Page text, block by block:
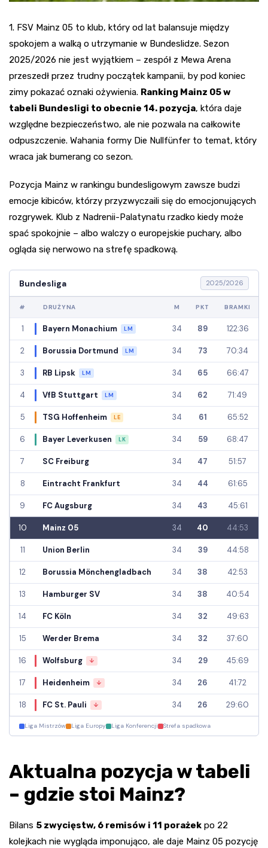
1. FSV Mainz 05 to klub, który od lat balansuje między
spokojem a walką o utrzymanie w Bundeslidze. Sezon
2025/2026 nie jest wyjątkiem – zespół z Mewa Arena
przeszedł przez trudny początek kampanii, by pod koniec
zimy pokazać oznaki ożywienia. Ranking Mainz 05 w
tabeli Bundesligi to obecnie 14. pozycja, która daje
względne bezpieczeństwo, ale nie pozwala na całkowite
odpuszczenie. Wahania formy Die Nullfünfer to temat, który
wraca jak bumerang co sezon.
Pozycja Mainz w rankingu bundesligowym zawsze budzi
emocje kibiców, którzy przyzwyczaili się do emocjonujących
rozgrywek. Klub z Nadrenii-Palatynatu rzadko kiedy może
spać spokojnie – albo walczy o europejskie puchary, albo
ogląda się nerwowo na strefę spadkową.
Bundesliga 2025/2026
# DRUŻYNA M PKT BRAMKI
1 Bayern Monachium LM 34 89 122:36
2 Borussia Dortmund LM 34 73 70:34
3 RB Lipsk LM 34 65 66:47
4 VfB Stuttgart LM 34 62 71:49
5 TSG Hoffenheim LE 34 61 65:52
6 Bayer Leverkusen LK 34 59 68:47
7 SC Freiburg 34 47 51:57
8 Eintracht Frankfurt 34 44 61:65
9 FC Augsburg 34 43 45:61
10 Mainz 05 34 40 44:53
11 Union Berlin 34 39 44:58
12 Borussia Mönchengladbach 34 38 42:53
13 Hamburger SV 34 38 40:54
14 FC Köln 34 32 49:63
15 Werder Brema 34 32 37:60
16 Wolfsburg ↓ 34 29 45:69
17 Heidenheim ↓ 34 26 41:72
18 FC St. Pauli ↓ 34 26 29:60
Liga Mistrzów Liga Europy Liga Konferencji Strefa spadkowa
Aktualna pozycja w tabeli
– gdzie stoi Mainz?
Bilans 5 zwycięstw, 6 remisów i 11 porażek po 22
kolejkach nie wygląda imponująco, ale daje Mainz 05 pozycję